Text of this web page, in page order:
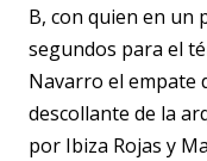
B, con quien en un
segundos para el
Navarro el empate
descollante de la
por Ibiza Rojas y